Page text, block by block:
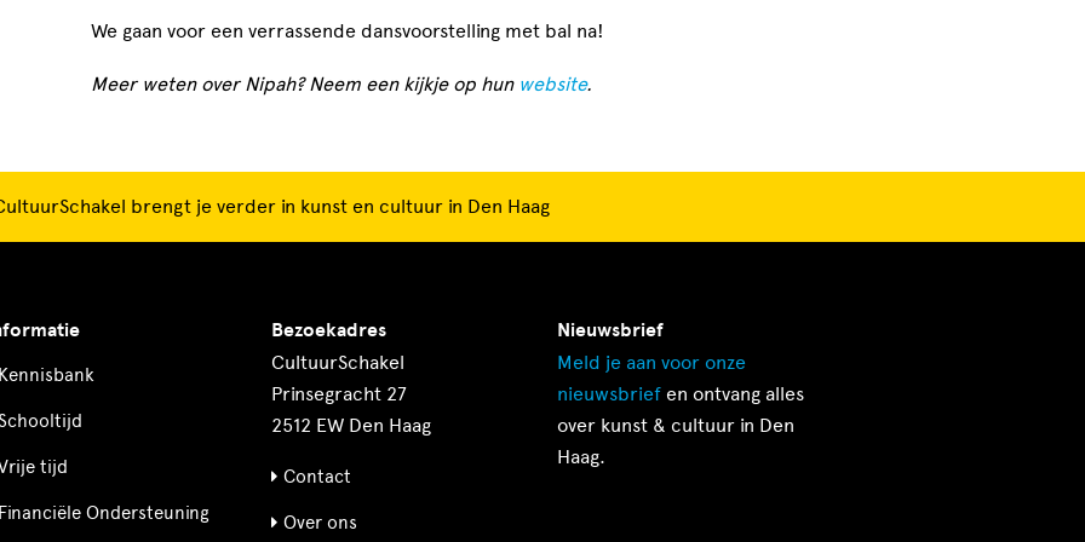
We gaan voor een verrassende dansvoorstelling met bal na!
Meer weten over Nipah? Neem een kijkje op hun website.
brengt je verder in kunst en cultuur in Den Haag
tijd
Ondersteuning
Bezoekadres
CultuurSchakel
Prinsegracht 27
2512 EW Den Haag
Contact
Over ons
Nieuwsbrief
Meld je aan voor onze
nieuwsbrief en ontvang alles
over kunst & cultuur in Den
Haag.